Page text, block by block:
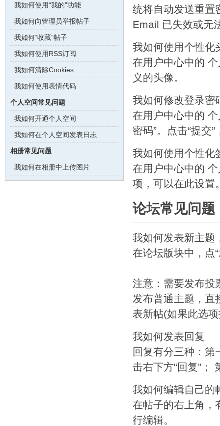
我如何使用“我的”功能
我如何向管理员举报帖子
我如何“收藏”帖子
我如何使用RSS订阅
我如何清除Cookies
我如何使用表情代码
个人空间常见问题
我如何开通个人空间
我如何在个人空间发表日志
相册常见问题
我如何在相册中上传图片
统将自动发送重置
Email 已失效或无
我如何使用个性化
在用户中心中的
义的头像。
我如何修改登录密
在用户中心中的 个
密码”。点击“提交
我如何使用个性化
在用户中心中的 个
项，可以在此设置
论坛常见问题
我如何发表新主题
在论坛版块中，点
注意：需要发布投
发布普通主题，直
表新帖(如果此选
我如何发表回复
回复有分三种：
击右下方“回复”；
我如何编辑自己的
在帖子的右上角，
行编辑。